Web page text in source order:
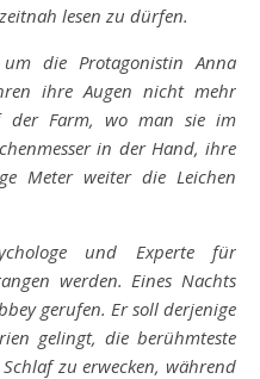
lesen zu dürfen.
die Protagonistin Anna
ihre Augen nicht mehr
der Farm, wo man sie im
in der Hand, ihre
Meter weiter die Leichen
und Experte für
werden. Eines Nachts
gerufen. Er soll derjenige
gelingt, die berühmteste
zu erwecken, während